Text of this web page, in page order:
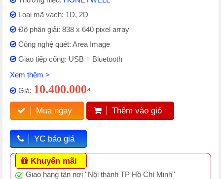
Loại mã vạch: 1D, 2D
Độ phân giải: 838 x 640 pixel array
Công nghệ quét: Area Image
Giao tiếp cổng: USB + Bluetooth
Xem thêm >
Giá: 10.400.000₫
Mua ngay Thêm vào giỏ
YC báo giá
Khuyến mãi
Giao hàng tận nơi ''Nội thành TP Hồ Chí Minh''